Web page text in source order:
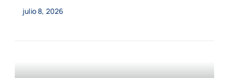
julio 8, 2026